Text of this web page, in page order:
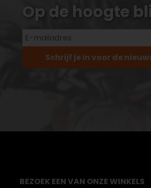
Op de hoogte
Schrijf je in voor de
BEZOEK EEN VAN ONZE WINKELS